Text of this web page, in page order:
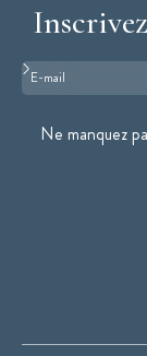
Format :
Ne manquez